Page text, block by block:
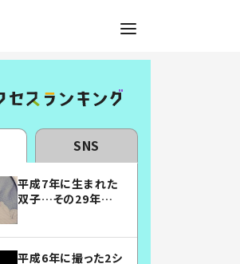
SNS
平成7年に生まれた
双子…その29年後
平成6年に撮った2シ